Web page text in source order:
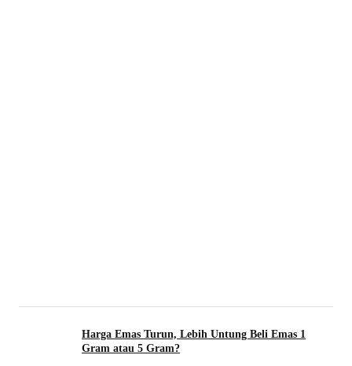
Harga Emas Turun, Lebih Untung Beli Emas 1
Gram atau 5 Gram?